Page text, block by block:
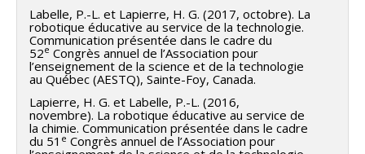
Labelle, P.-L. et Lapierre, H. G. (2017, octobre). La
robotique éducative au service de la technologie.
Communication présentée dans le cadre du
52e Congrès annuel de l’Association pour
l’enseignement de la science et de la technologie
au Québec (AESTQ), Sainte-Foy, Canada.
Lapierre, H. G. et Labelle, P.-L. (2016,
novembre). La robotique éducative au service de
la chimie. Communication présentée dans le cadre
du 51 e Congrès annuel de l’Association pour